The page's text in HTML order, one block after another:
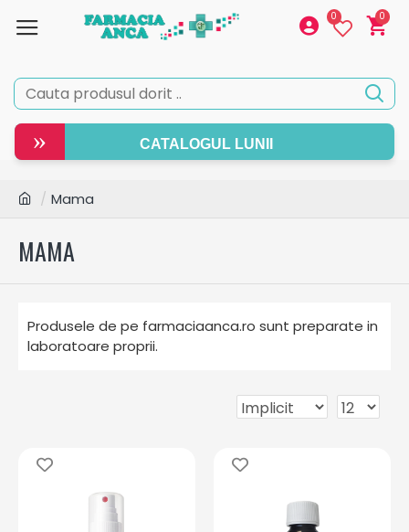
0 0
» CATALOGUL LUNII
Mama
MAMA
Produsele de pe farmaciaanca.ro sunt preparate in
laboratoare proprii.